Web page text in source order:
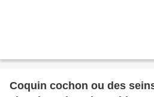
Coquin cochon ou des